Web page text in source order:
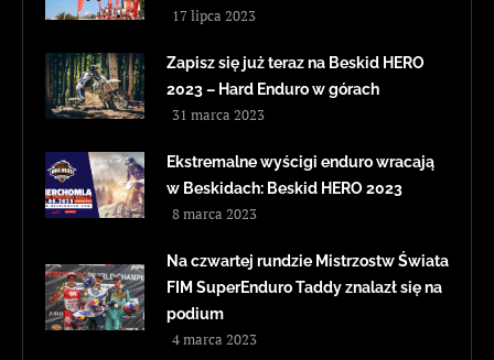
17 lipca 2023
Zapisz się już teraz na Beskid HERO
2023 – Hard Enduro w górach
31 marca 2023
Ekstremalne wyścigi enduro wracają
w Beskidach: Beskid HERO 2023
8 marca 2023
Na czwartej rundzie Mistrzostw Świata
FIM SuperEnduro Taddy znalazł się na
podium
4 marca 2023